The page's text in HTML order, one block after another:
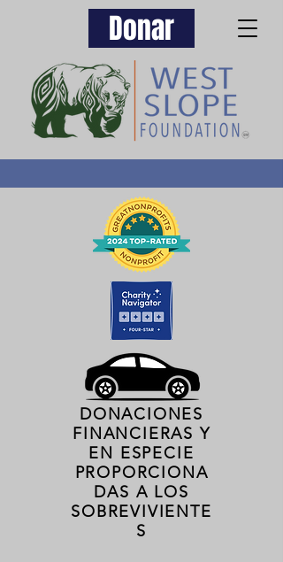
Donar
DONACIONES
FINANCIERAS Y
EN ESPECIE
PROPORCIONA
DAS A LOS
SOBREVIVIENTE
S